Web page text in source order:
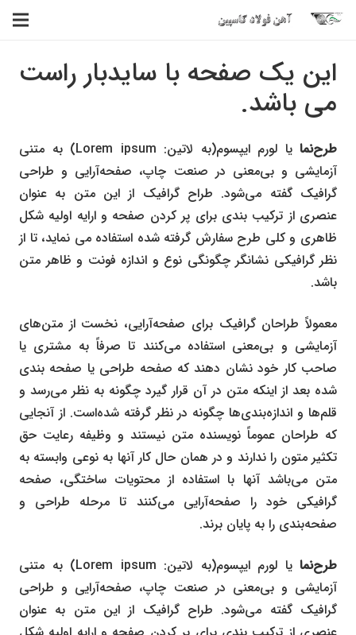
این یک صفحه با سایدبار راست
می باشد.
طرح‌نما یا لورم ایپسوم(به لاتین: Lorem ipsum) به متنی
آزمایشی و بی‌معنی در صنعت چاپ، صفحه‌آرایی و طراحی
گرافیک گفته می‌شود. طراح گرافیک از این متن به عنوان
عنصری از ترکیب بندی برای پر کردن صفحه و ارایه اولیه شکل
ظاهری و کلی طرح سفارش گرفته شده استفاده می نماید، تا از
نظر گرافیکی نشانگر چگونگی نوع و اندازه فونت و ظاهر متن
باشد.
معمولاً طراحان گرافیک برای صفحه‌آرایی، نخست از متن‌های
آزمایشی و بی‌معنی استفاده می‌کنند تا صرفاً به مشتری یا
صاحب کار خود نشان دهند که صفحه طراحی یا صفحه بندی
شده بعد از اینکه متن در آن قرار گیرد چگونه به نظر می‌رسد و
قلم‌ها و اندازه‌بندی‌ها چگونه در نظر گرفته شده‌است. از آنجایی
که طراحان عموماً نویسنده متن نیستند و وظیفه رعایت حق
تکثیر متون را ندارند و در همان حال کار آنها به نوعی وابسته به
متن می‌باشد آنها با استفاده از محتویات ساختگی، صفحه
گرافیکی خود را صفحه‌آرایی می‌کنند تا مرحله طراحی و
صفحه‌بندی را به پایان برند.
طرح‌نما یا لورم ایپسوم(به لاتین: Lorem ipsum) به متنی
آزمایشی و بی‌معنی در صنعت چاپ، صفحه‌آرایی و طراحی
گرافیک گفته می‌شود. طراح گرافیک از این متن به عنوان